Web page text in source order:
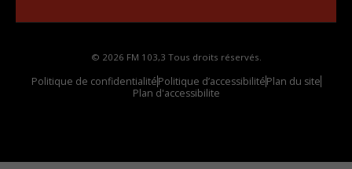
© 2026 FM 103,3 Tous droits réservés.
Politique de confidentialitéPolitique d’accessibilitéPlan du site
Plan d'accessibilite